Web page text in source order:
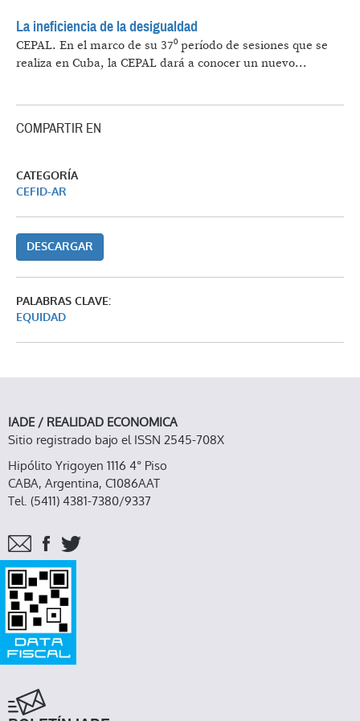
La ineficiencia de la desigualdad
CEPAL. En el marco de su 37⁰ período de sesiones que se
realiza en Cuba, la CEPAL dará a conocer un nuevo...
COMPARTIR EN
CATEGORÍA
CEFID-AR
DESCARGAR
PALABRAS CLAVE:
EQUIDAD
IADE / REALIDAD ECONOMICA
Sitio registrado bajo el ISSN 2545-708X
Hipólito Yrigoyen 1116 4° Piso
CABA, Argentina, C1086AAT
Tel. (5411) 4381-7380/9337